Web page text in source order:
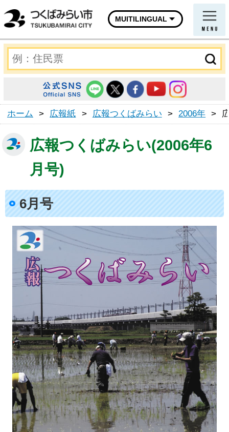
MUITILINGUAL
ホーム > 広報紙 > 広報つくばみらい > 2006年 >
広報つくばみらい(2006年6
月号)
6月号